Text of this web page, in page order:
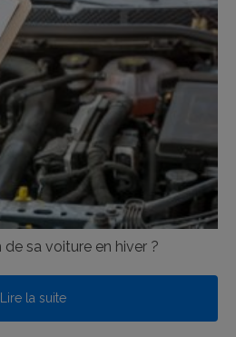
sa voiture en hiver ?
Lire la suite